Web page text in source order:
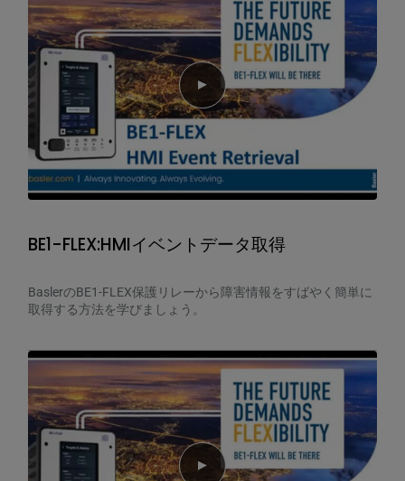
Play video
BE1-FLEX:HMIイベントデータ取得
BaslerのBE1-FLEX保護リレーから障害情報をすばやく簡単に
取得する方法を学びましょう。
Play video